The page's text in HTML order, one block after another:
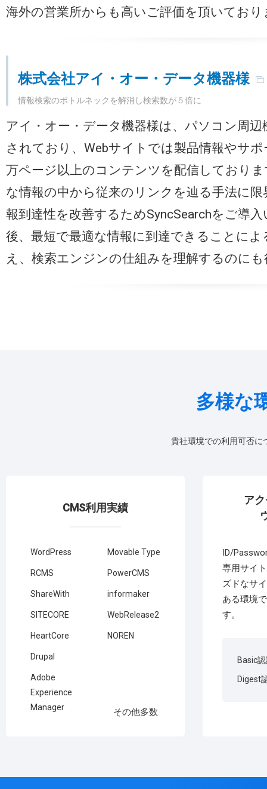
海外の営業所からも高いご評価を頂いており
株式会社アイ・オー・データ機器様
情報検索のボトルネックを解消し検索数が５倍に
アイ・オー・データ機器様は、パソコン周
されており、Webサイトでは製品情報やサ
万ページ以上のコンテンツを配信しており
な情報の中から従来のリンクを辿る手法に
報到達性を改善するためSyncSearchをご導
後、最短で最適な情報に到達できることに
え、検索エンジンの仕組みを理解するのに
多様な
貴社環境での利用可否に
CMS利用実績
WordPress
RCMS
ShareWith
SITECORE
HeartCore
Drupal
Adobe
Experience
Manager
Movable Type
PowerCMS
informaker
WebRelease2
NOREN
その他多数
ア
ID/
専用サイ
ズドなサ
ある環境
す。
Basic
Digest